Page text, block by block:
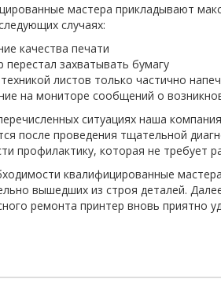
мастера прикладывают
случаях:
качества печати
перестал захватывать бумагу
листов только частично
на мониторе сообщений о
ситуациях наша
после проведения тщательной
профилактику, которая не требует
квалифицированные
вышедших из строя деталей.
ремонта принтер вновь приятно